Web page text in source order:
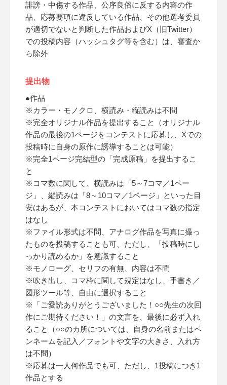
誹謗・中傷する作品、公序良俗に反する内容の作
品、応募要項に違反している作品、その他選考委員
が適切でないと判断した作品およびX（旧Twitter）
での投稿内容（ハッシュタグ等を含む）は、審査か
ら除外
提出物
●作品
※カラー・モノクロ、横読み・縦読みは不問
※完全オリジナル作品を提出すること（オリジナル
作品の最後の1ページをコンテストに応募し、Xでの
投稿時に自身の原作に誘導することは可能）
※完全1ページ完結型の「完成原稿」を提出するこ
と
※コマ数に関して、横読みは「5～7コマ／1ペー
ジ」、縦読みは「8～10コマ／1ページ」といった目
安はあるが、本コンテストにおいてはコマ数の指定
はなし
※ファイル形式は不問、アナログ作品を写真に撮っ
たものを投稿することも可、ただし、「投稿時にし
っかり読めるか」を意識すること
※モノローグ、セリフの有無、内容は不問
※吹き出し、コマ枠に関して規定はなし、手書き／
図形ツール等、自由に選択すること
※「ご愛読ありがとうございました！○○先生の次回
作にご期待ください！」の文言を、最後に必ず入れ
ること（○○のカ所については、自身の名前またはペ
ンネームを記入／フォントや文字の大きさ、入れ方
は不問）
※応募は一人何作品でも可、ただし、1投稿につき1
作品とする